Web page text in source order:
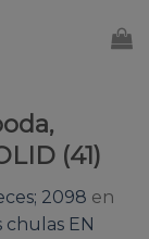
(41)
2098 en
EN